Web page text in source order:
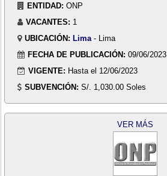
ENTIDAD: ONP
VACANTES: 1
UBICACIÓN: Lima - Lima
FECHA DE PUBLICACIÓN: 09/06/2023
VIGENTE: Hasta el 12/06/2023
SUBVENCIÓN: S/. 1,030.00 Soles
VER MÁS